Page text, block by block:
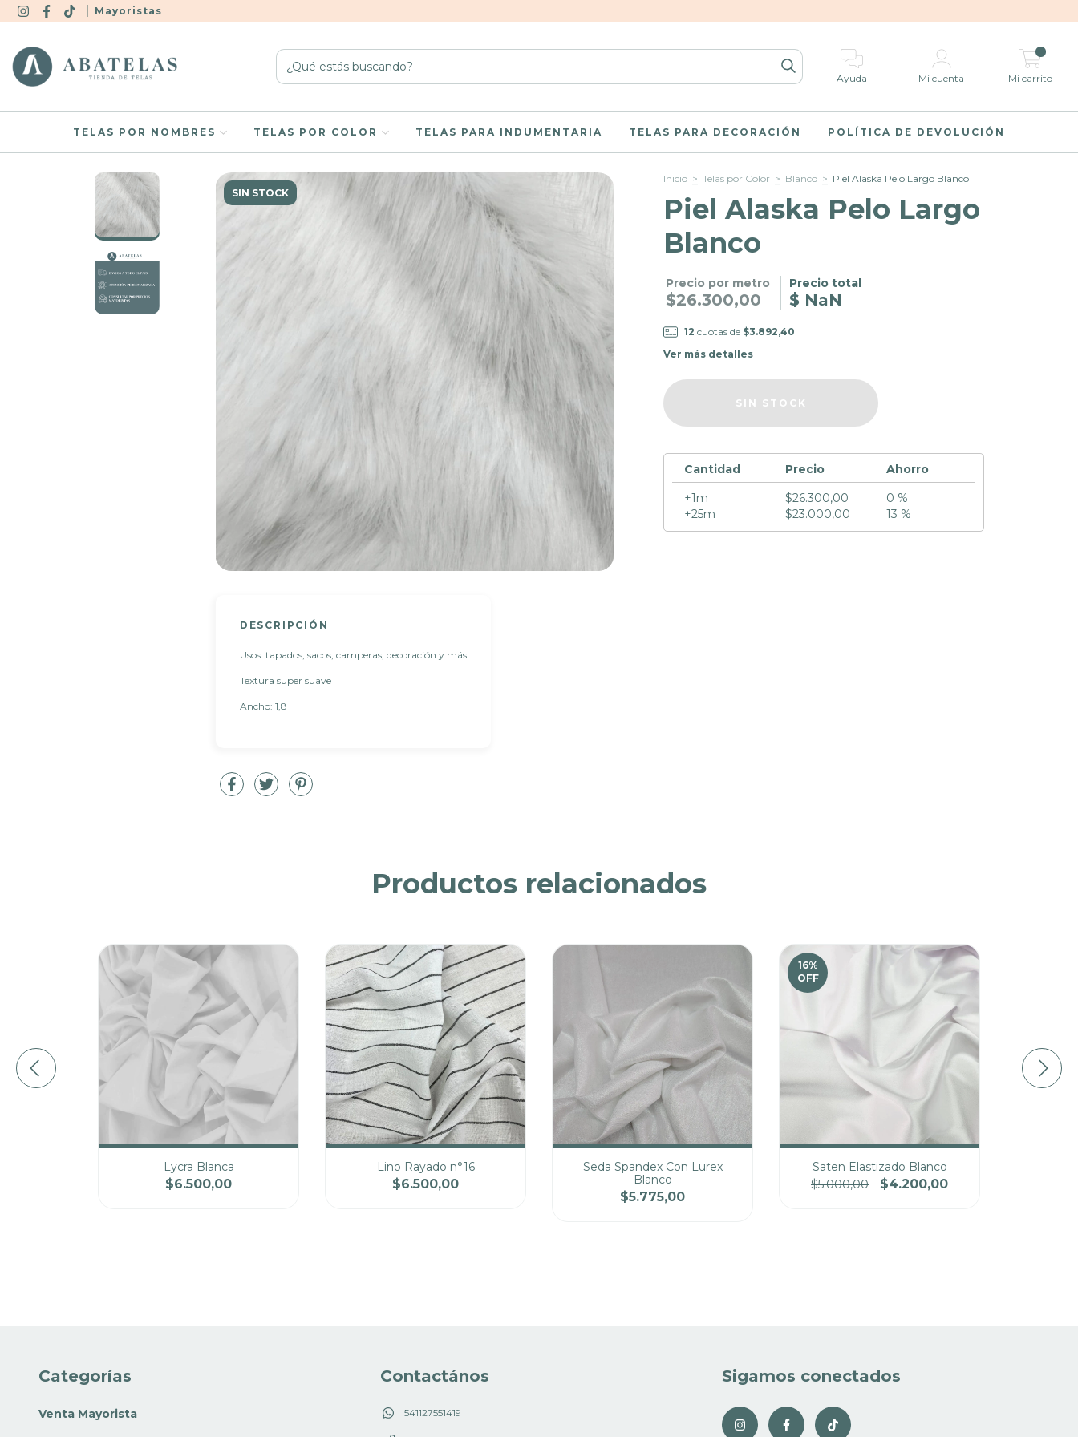
Mayoristas
Ayuda Mi cuenta Mi carrito
TELAS POR NOMBRES TELAS POR COLOR TELAS PARA INDUMENTARIA TELAS PARA DECORACIÓN POLÍTICA DE DEVOLUCIÓN
SIN STOCK
DESCRIPCIÓN
Usos: tapados, sacos, camperas, decoración y más
Textura super suave
Ancho: 1,8
Inicio > Telas por Color > Blanco > Piel Alaska Pelo Largo Blanco
Piel Alaska Pelo Largo
Blanco
Precio por metro
$26.300,00
Precio total
$ NaN
12 cuotas de $3.892,40
Ver más detalles
Cantidad Precio
Ahorro
+1m
$26.300,00
0 %
+25m
$23.000,00 13 %
Productos relacionados
Lycra Blanca
$6.500,00
Lino Rayado n°16
$6.500,00
Seda Spandex Con Lurex
Blanco
$5.775,00
16%
OFF
Saten Elastizado Blanco
$5.000,00
$4.200,00
Categorías
Venta Mayorista
Contactános
541127551419
Sigamos conectados